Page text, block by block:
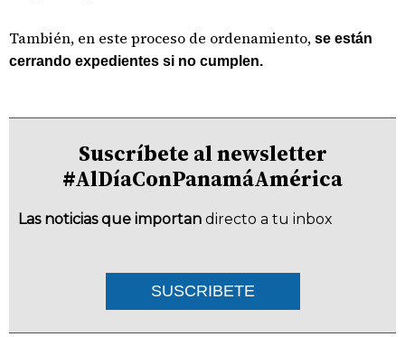
También, en este proceso de ordenamiento, se están
cerrando expedientes si no cumplen.
Suscríbete al newsletter
#AlDíaConPanamáAmérica
Las noticias que importan directo a tu inbox
SUSCRIBETE